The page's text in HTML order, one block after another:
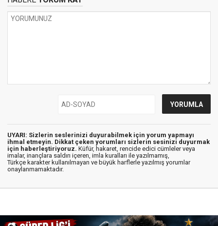
UYARI: Sizlerin seslerinizi duyurabilmek için yorum yapmayı
ihmal etmeyin. Dikkat çeken yorumları sizlerin sesinizi duyurmak
için haberleştiriyoruz. Küfür, hakaret, rencide edici cümleler veya
imalar, inançlara saldırı içeren, imla kuralları ile yazılmamış,
Türkçe karakter kullanılmayan ve büyük harflerle yazılmış yorumlar
onaylanmamaktadır.